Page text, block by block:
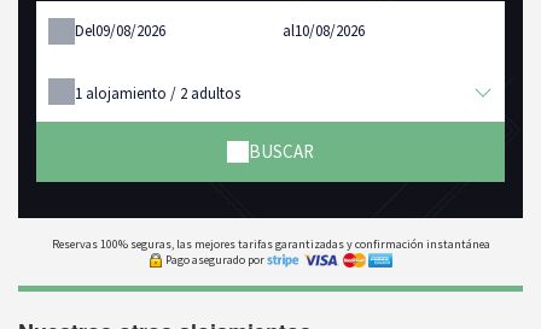
Del al
1 alojamiento / 2 adultos
BUSCAR
Reservas 100% seguras, las mejores tarifas garantizadas y confirmación instantánea
Pago asegurado por